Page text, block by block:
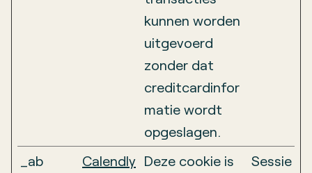
kunnen worden
uitgevoerd
zonder dat
creditcardinfor
matie wordt
opgeslagen.
_ab Calendly Deze cookie is
Sessie